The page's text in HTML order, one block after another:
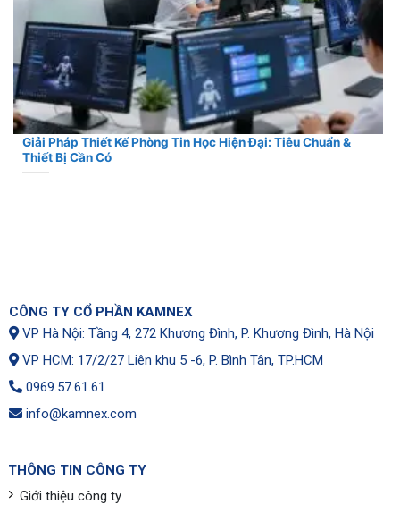
Giải Pháp Thiết Kế Phòng Tin Học Hiện Đại: Tiêu Chuẩn &
Thiết Bị Cần Có
CÔNG TY CỔ PHẦN KAMNEX
VP Hà Nội: Tầng 4, 272 Khương Đình, P. Khương Đình, Hà Nội
VP HCM: 17/2/27 Liên khu 5 -6, P. Bình Tân, TP.HCM
0969.57.61.61
info@kamnex.com
THÔNG TIN CÔNG TY
Giới thiệu công ty